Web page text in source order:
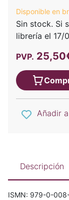
Disponible en
Sin stock. Si
librería el 17/
PVP.
Añadir
Descripción
ISMN: 979-0-